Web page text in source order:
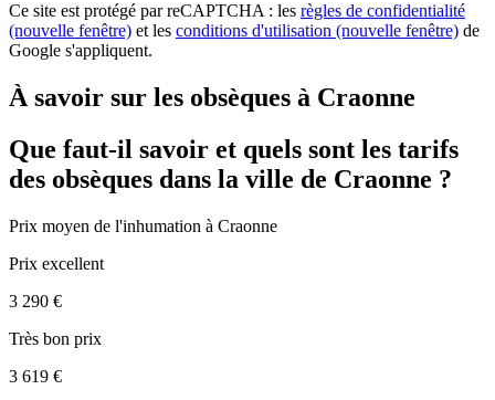
Ce site est protégé par reCAPTCHA : les règles de confidentialité
(nouvelle fenêtre) et les conditions d'utilisation (nouvelle fenêtre) de
Google s'appliquent.
À savoir sur les obsèques à Craonne
Que faut-il savoir et quels sont les tarifs
des obsèques dans la ville de Craonne ?
Prix moyen de l'inhumation à Craonne
Prix excellent
3 290 €
Très bon prix
3 619 €